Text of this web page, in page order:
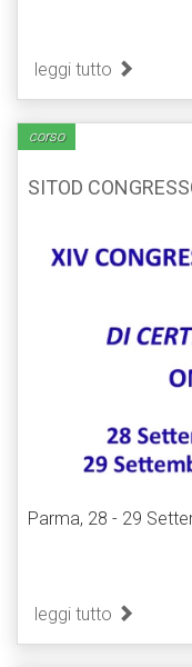
leggi tutto
corso
SITOD
Parma, 28 - 29
leggi tutto